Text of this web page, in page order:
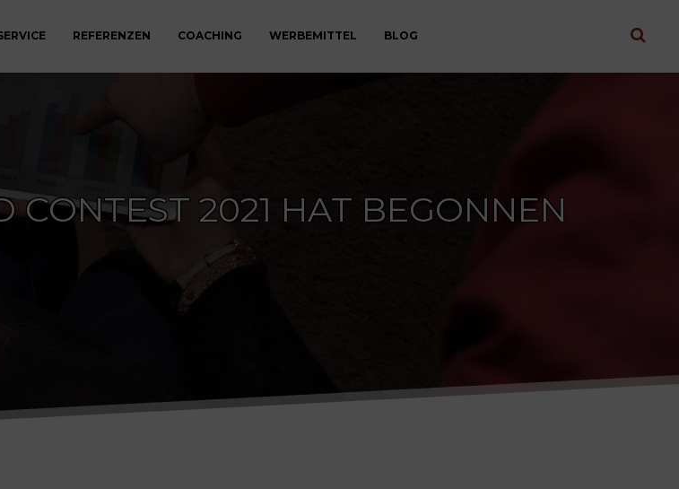
REFERENZEN COACHING WERBEMITTEL BLOG
CONTEST 2021 HAT BEGONNEN